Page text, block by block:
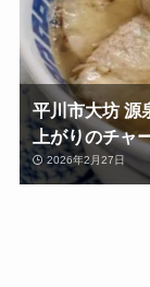
平川市大坊 源
上がりのチャ
2026年2月27日